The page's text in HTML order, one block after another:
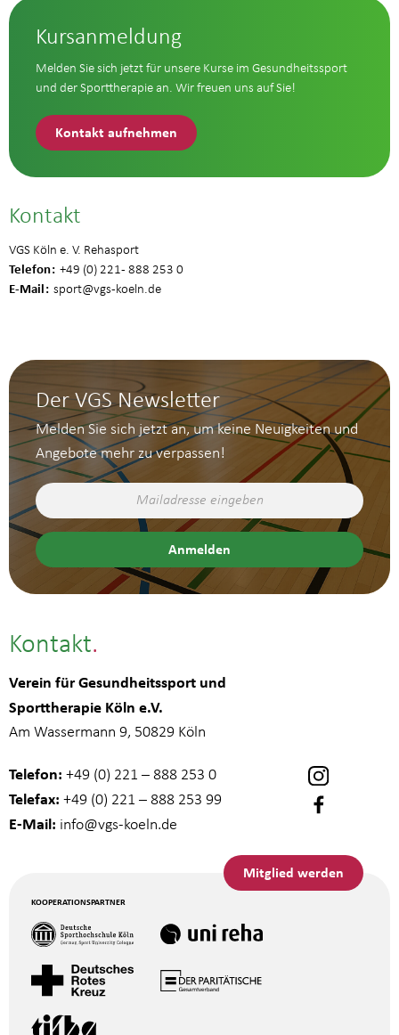
Kursanmeldung
Melden Sie sich jetzt für unsere Kurse im Gesundheitssport
und der Sporttherapie an. Wir freuen uns auf Sie!
Kontakt aufnehmen
Kontakt
VGS Köln e. V. Rehasport
Telefon +49 (0) 221 - 888 253 0
E-Mail sport@vgs-koeln.de
Der VGS Newsletter
Melden Sie sich jetzt an, um keine Neuigkeiten und
Angebote mehr zu verpassen!
Kontakt
Verein für Gesundheitssport und
Sporttherapie Köln e.V.
Am Wassermann 9, 50829 Köln
Telefon: +49 (0) 221 – 888 253 0
Telefax: +49 (0) 221 – 888 253 99
E-Mail: info@vgs-koeln.de
Mitglied werden
KOOPERATIONSPARTNER